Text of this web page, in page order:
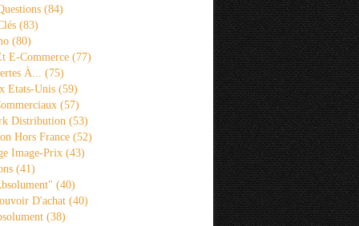
(84)
(83)
(80)
E-Commerce (77)
À... (75)
Etats-Unis (59)
(57)
Distribution (53)
Hors France (52)
Image-Prix (43)
(41)
(40)
D'achat (40)
(38)